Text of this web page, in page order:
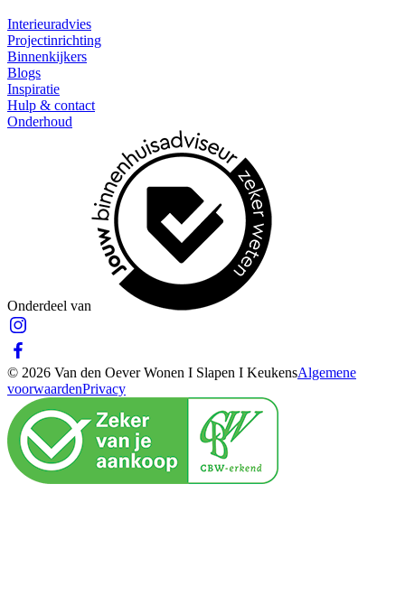
Interieuradvies
Projectinrichting
Binnenkijkers
Blogs
Inspiratie
Hulp & contact
Onderhoud
Onderdeel van
© 2026 Van den Oever Wonen I Slapen I KeukensAlgemene
voorwaardenPrivacy